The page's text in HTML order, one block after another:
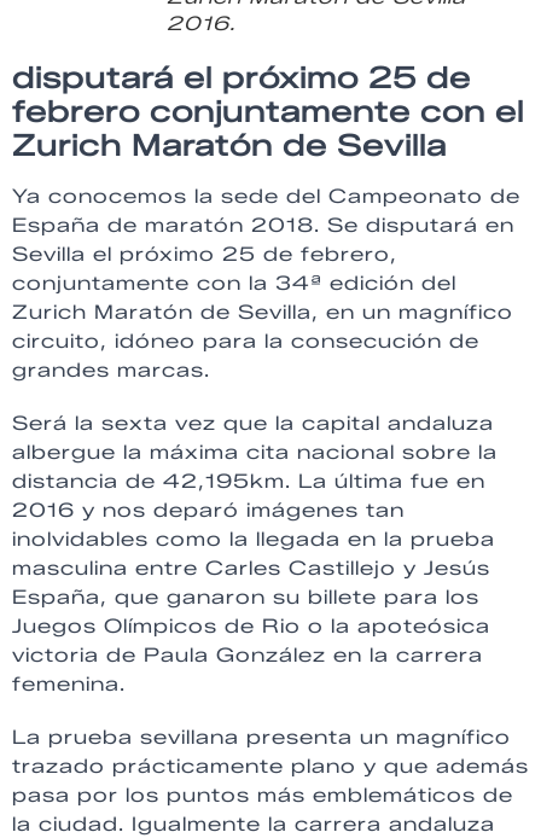
2016.
disputará el próximo 25 de
febrero conjuntamente con el
Zurich Maratón de Sevilla
Ya conocemos la sede del Campeonato de
España de maratón 2018. Se disputará en
Sevilla el próximo 25 de febrero,
conjuntamente con la 34ª edición del
Zurich Maratón de Sevilla, en un magnífico
circuito, idóneo para la consecución de
grandes marcas.
Será la sexta vez que la capital andaluza
albergue la máxima cita nacional sobre la
distancia de 42,195km. La última fue en
2016 y nos deparó imágenes tan
inolvidables como la llegada en la prueba
masculina entre Carles Castillejo y Jesús
España, que ganaron su billete para los
Juegos Olímpicos de Rio o la apoteósica
victoria de Paula González en la carrera
femenina.
La prueba sevillana presenta un magnífico
trazado prácticamente plano y que además
pasa por los puntos más emblemáticos de
la ciudad. Igualmente la carrera andaluza